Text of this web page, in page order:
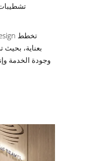
بعناية، بحيث
وجودة الخدمة